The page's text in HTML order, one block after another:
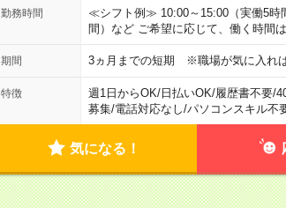
勤務時間
≪シフト例≫ 10:00～15:00（実働5時
間）など ご希望に応じて、働く時間
期間 3ヵ月までの短期 ※職場が気に入れ
特徴 週1日からOK/日払いOK/履歴書不要/
募集/電話対応なし/パソコンスキル不
気になる！